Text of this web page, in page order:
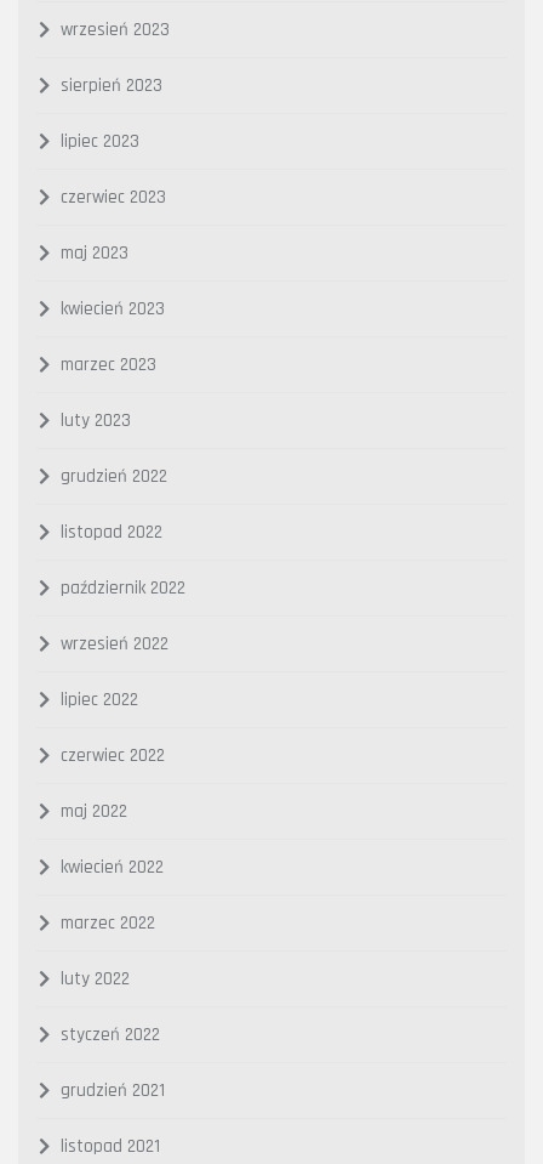
wrzesień 2023
sierpień 2023
lipiec 2023
czerwiec 2023
maj 2023
kwiecień 2023
marzec 2023
luty 2023
grudzień 2022
listopad 2022
październik 2022
wrzesień 2022
lipiec 2022
czerwiec 2022
maj 2022
kwiecień 2022
marzec 2022
luty 2022
styczeń 2022
grudzień 2021
listopad 2021